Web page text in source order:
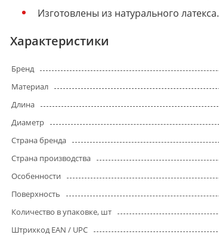
Изготовлены из натурального латекса.
Характеристики
Бренд
Материал
Длина
Диаметр
Страна бренда
Страна производства
Особенности
Поверхность
Количество в упаковке, шт
Штрихкод EAN / UPC